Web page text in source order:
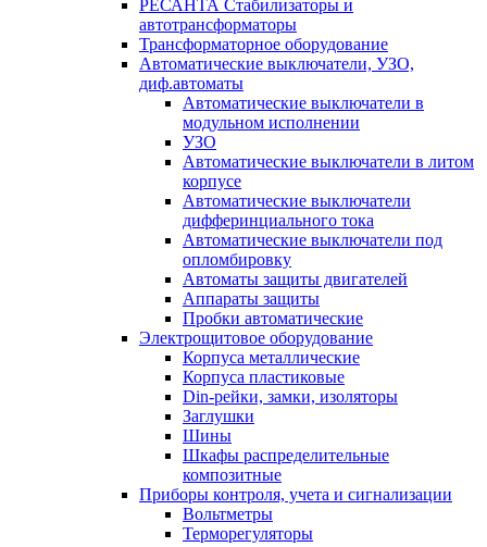
РЕСАНТА Стабилизаторы и
автотрансформаторы
Трансформаторное оборудование
Автоматические выключатели, УЗО,
диф.автоматы
Автоматические выключатели в
модульном исполнении
УЗО
Автоматические выключатели в литом
корпусе
Автоматические выключатели
дифферинциального тока
Автоматические выключатели под
опломбировку
Автоматы защиты двигателей
Аппараты защиты
Пробки автоматические
Электрощитовое оборудование
Корпуса металлические
Корпуса пластиковые
Din-рейки, замки, изоляторы
Заглушки
Шины
Шкафы распределительные
композитные
Приборы контроля, учета и сигнализации
Вольтметры
Терморегуляторы